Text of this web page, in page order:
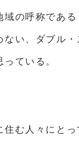
の呼称であ
い、ダブル
ている。
む人々にと